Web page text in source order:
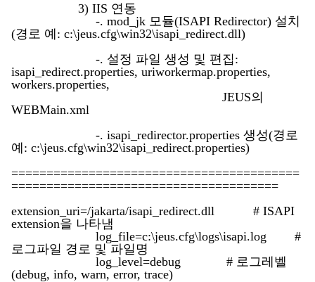
3) IIS 연동
-. mod_jk 모듈(ISAPI Redirector) 설치
(경로 예: c:\jeus.cfg\win32\isapi_redirect.dll)
-. 설정 파일 생성 및 편집:
isapi_redirect.properties, uriworkermap.properties,
workers.properties,
JEUS의
WEBMain.xml
-. isapi_redirector.properties 생성(경로
예: c:\jeus.cfg\win32\isapi_redirect.properties)
=========================================
======================================
extension_uri=/jakarta/isapi_redirect.dll # ISAPI
extension을 나타냄
log_file=c:\jeus.cfg\logs\isapi.log #
로그파일 경로 및 파일명
log_level=debug # 로그레벨
(debug, info, warn, error, trace)